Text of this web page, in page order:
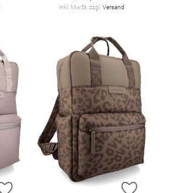
inkl. MwSt. zzgl. Versand
ZUR WUNSCHLISTE HINZUFÜGEN
ZUR